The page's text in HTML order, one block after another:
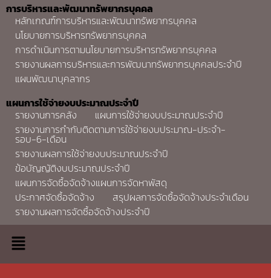
การบริหารและพัฒนาทรัพยากรบุคคล
หลักเกณฑ์การบริหารและพัฒนาทรัพยากรบุคคล
นโยบายการบริหารทรัพยากรบุคคล
การดำเนินการตามนโยบายการบริหารทรัพยากรบุคคล
รายงานผลการบริหารและการพัฒนาทรัพยากรบุคคลประจำปี
แผนพัฒนาบุคลากร
แผนการใช้จ่ายงบประมาณประจำปี
รายงานการคลัง
แผนการใช้จ่ายงบประมาณประจำปี
รายงานการกำกับติดตามการใช้จ่ายงบประมาณ-ประจำ-
รอบ-6-เดือน
รายงานผลการใช้จ่ายงบประมาณประจำปี
ข้อบัญญัติงบประมาณประจำปี
แผนการจัดซื้อจัดจ้างแผนการจัดหาพัสดุ
ประกาศจัดซื้อจัดจ้าง
สรุปผลการจัดซื้อจัดจ้างประจำเดือน
รายงานผลการจัดซื้อจัดจ้างประจำปี